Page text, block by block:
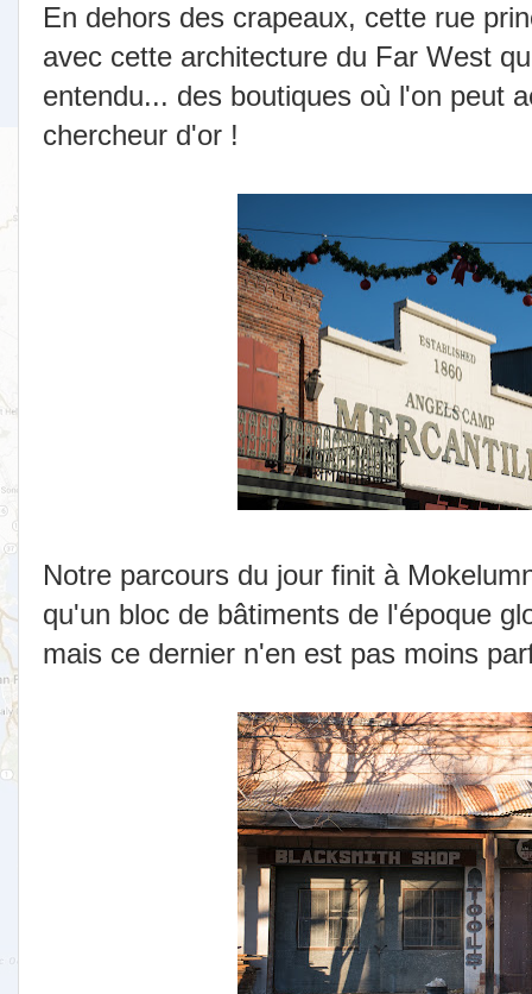
En dehors des crapeaux, cette rue
avec cette architecture du Far West
entendu... des boutiques où l'on peut
chercheur d'or !
Notre parcours du jour finit à
qu'un bloc de bâtiments de l'époque
mais ce dernier n'en est pas moins